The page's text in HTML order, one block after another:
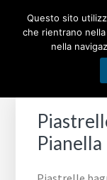
navigazionePiastrelle
Pianella
Questo sito
che rientrano
nella